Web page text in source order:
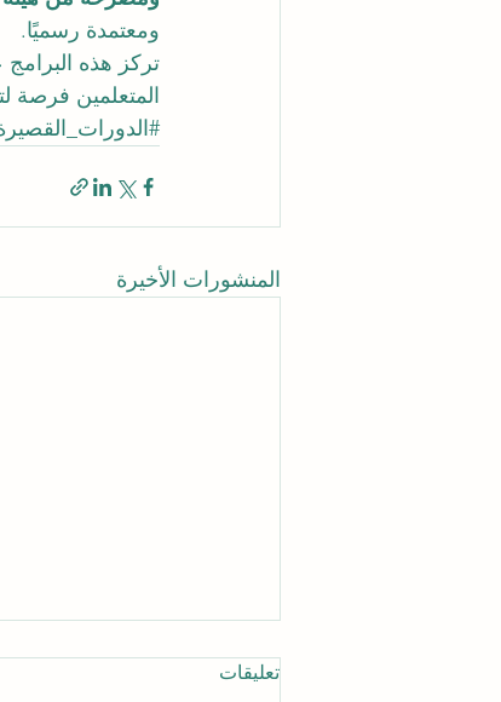
ومعتمدة رسميًا.
تركز هذه البرامج
المتعلمين فرصة
المنشورات الأخيرة
تعليقات